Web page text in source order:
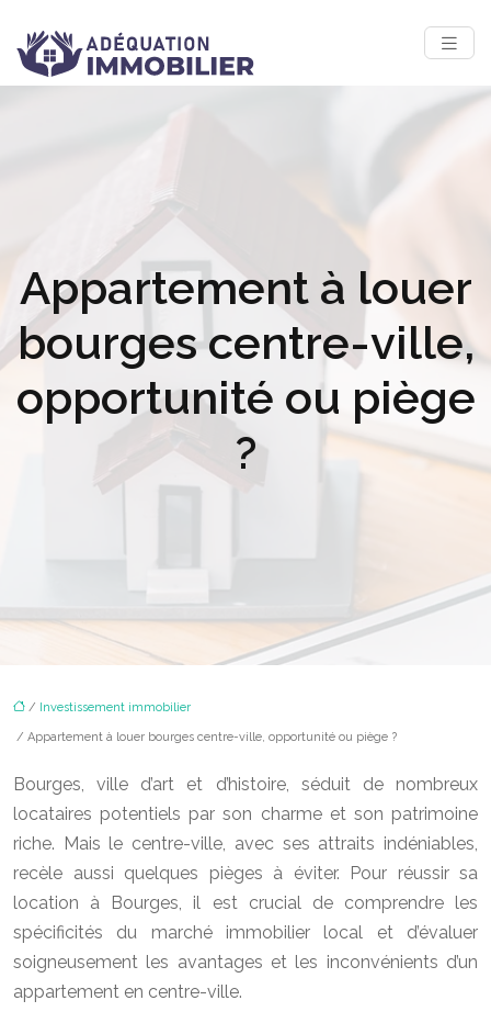
Appartement à louer
bourges centre-ville,
opportunité ou piège
?
/ Investissement immobilier
/ Appartement à louer bourges centre-ville, opportunité ou piège ?
Bourges, ville d’art et d’histoire, séduit de nombreux
locataires potentiels par son charme et son patrimoine
riche. Mais le centre-ville, avec ses attraits indéniables,
recèle aussi quelques pièges à éviter. Pour réussir sa
location à Bourges, il est crucial de comprendre les
spécificités du marché immobilier local et d’évaluer
soigneusement les avantages et les inconvénients d’un
appartement en centre-ville.